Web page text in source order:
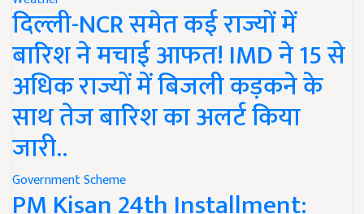
दिल्ली-NCR समेत कई राज्यों में
बारिश ने मचाई आफत! IMD ने 15 से
अधिक राज्यों में बिजली कड़कने के
साथ तेज बारिश का अलर्ट किया
जारी..
Government Scheme
PM Kisan 24th Installment: